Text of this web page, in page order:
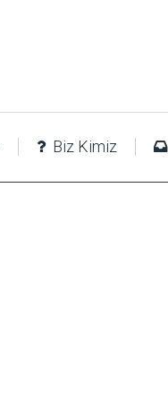
Biz Kimiz